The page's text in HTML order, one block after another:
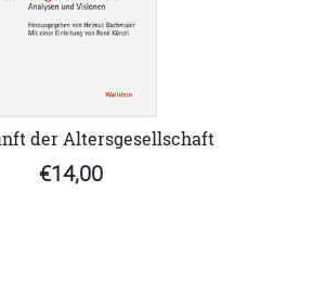
der Altersgesellschaft
€14,00